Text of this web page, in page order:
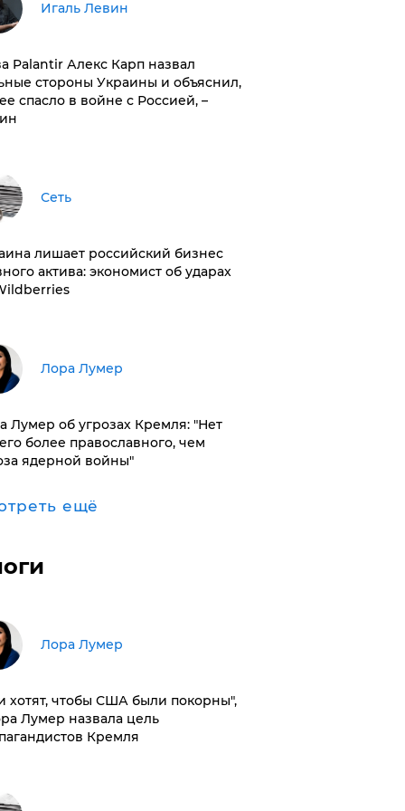
Игаль Левин
Palantir Алекс Карп назвал
стороны Украины и объяснил,
спасло в войне с Россией, –
Сеть
лишает российский бизнес
актива: экономист об ударах
​Лора Лумер
Лумер об угрозах Кремля: "Нет
более православного, чем
ядерной войны"
ещё
​Лора Лумер
хотят, чтобы США были покорны",
Лумер назвала цель
Кремля